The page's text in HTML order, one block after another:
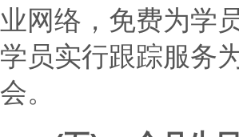
业网络，免费为学
学员实行跟踪服务
会。